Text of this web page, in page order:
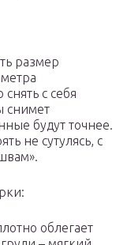
размер
с себя
снимет
будут точнее.
не сутулясь, с
облегает